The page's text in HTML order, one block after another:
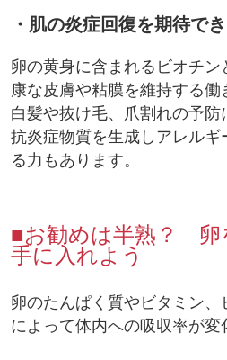
・肌の炎症回復を期待で
卵の黄身に含まれるビオチ
康な皮膚や粘膜を維持する働
白髪や抜け毛、爪割れの予防
抗炎症物質を生成しアレル
る力もあります。
■お勧めは半熟？ 卵
手に入れよう
卵のたんぱく質やビタミン
によって体内への吸収率が変